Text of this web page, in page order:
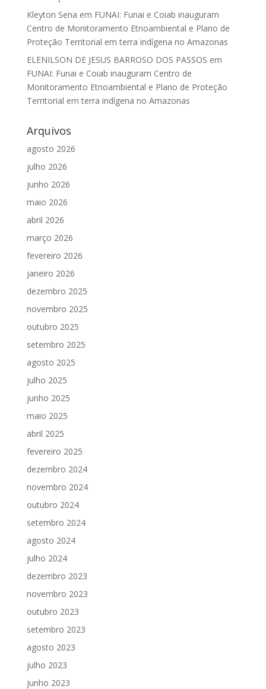
Kleyton Sena em FUNAI: Funai e Coiab inauguram
Centro de Monitoramento Etnoambiental e Plano de
Proteção Territorial em terra indígena no Amazonas
ELENILSON DE JESUS BARROSO DOS PASSOS em
FUNAI: Funai e Coiab inauguram Centro de
Monitoramento Etnoambiental e Plano de Proteção
Territorial em terra indígena no Amazonas
Arquivos
agosto 2026
julho 2026
junho 2026
maio 2026
abril 2026
março 2026
fevereiro 2026
janeiro 2026
dezembro 2025
novembro 2025
outubro 2025
setembro 2025
agosto 2025
julho 2025
junho 2025
maio 2025
abril 2025
fevereiro 2025
dezembro 2024
novembro 2024
outubro 2024
setembro 2024
agosto 2024
julho 2024
dezembro 2023
novembro 2023
outubro 2023
setembro 2023
agosto 2023
julho 2023
junho 2023